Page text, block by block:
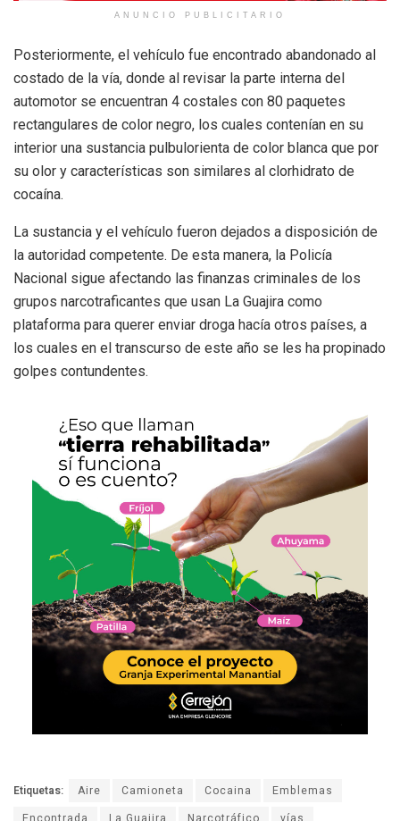
ANUNCIO PUBLICITARIO
Posteriormente, el vehículo fue encontrado abandonado al
costado de la vía, donde al revisar la parte interna del
automotor se encuentran 4 costales con 80 paquetes
rectangulares de color negro, los cuales contenían en su
interior una sustancia pulbulorienta de color blanca que por
su olor y características son similares al clorhidrato de
cocaína.
La sustancia y el vehículo fueron dejados a disposición de
la autoridad competente. De esta manera, la Policía
Nacional sigue afectando las finanzas criminales de los
grupos narcotraficantes que usan La Guajira como
plataforma para querer enviar droga hacía otros países, a
los cuales en el transcurso de este año se les ha propinado
golpes contundentes.
Etiquetas: Aire Camioneta Cocaina
Emblemas